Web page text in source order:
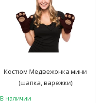
Костюм Медвежонка мини
(шапка, варежки)
В наличии